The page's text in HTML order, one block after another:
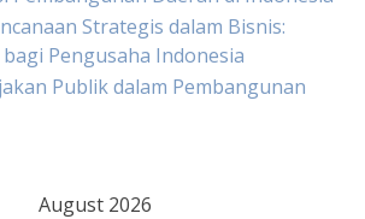
Strategis dalam Bisnis:
Pengusaha Indonesia
Publik dalam Pembangunan
August 2026